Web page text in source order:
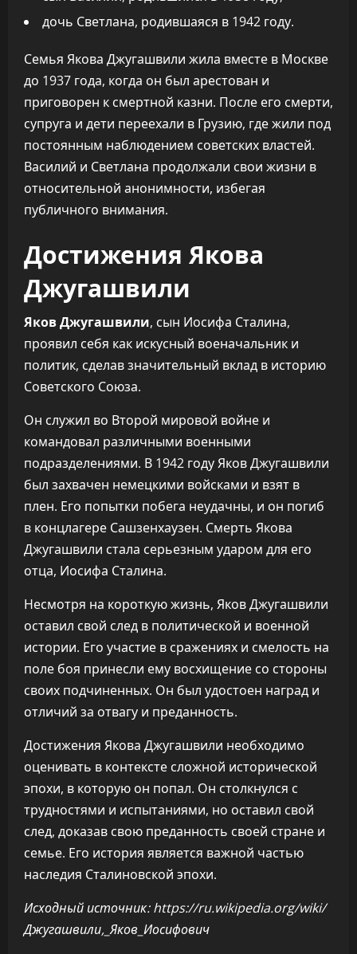
дочь Светлана, родившаяся в 1942 году.
Семья Якова Джугашвили жила вместе в Москве
до 1937 года, когда он был арестован и
приговорен к смертной казни. После его смерти,
супруга и дети переехали в Грузию, где жили под
постоянным наблюдением советских властей.
Василий и Светлана продолжали свои жизни в
относительной анонимности, избегая
публичного внимания.
Достижения Якова
Джугашвили
Яков Джугашвили, сын Иосифа Сталина,
проявил себя как искусный военачальник и
политик, сделав значительный вклад в историю
Советского Союза.
Он служил во Второй мировой войне и
командовал различными военными
подразделениями. В 1942 году Яков Джугашвили
был захвачен немецкими войсками и взят в
плен. Его попытки побега неудачны, и он погиб
в концлагере Сашзенхаузен. Смерть Якова
Джугашвили стала серьезным ударом для его
отца, Иосифа Сталина.
Несмотря на короткую жизнь, Яков Джугашвили
оставил свой след в политической и военной
истории. Его участие в сражениях и смелость на
поле боя принесли ему восхищение со стороны
своих подчиненных. Он был удостоен наград и
отличий за отвагу и преданность.
Достижения Якова Джугашвили необходимо
оценивать в контексте сложной исторической
эпохи, в которую он попал. Он столкнулся с
трудностями и испытаниями, но оставил свой
след, доказав свою преданность своей стране и
семье. Его история является важной частью
наследия Сталиновской эпохи.
Исходный источник: https://ru.wikipedia.org/wiki/
Джугашвили,_Яков_Иосифович